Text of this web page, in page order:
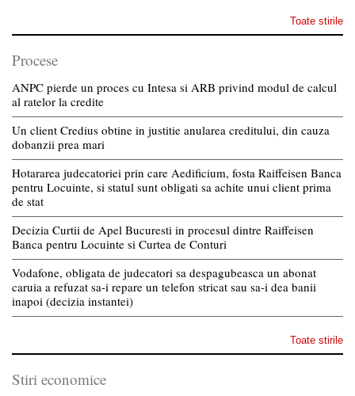
Toate stirile
Procese
ANPC pierde un proces cu Intesa si ARB privind modul de calcul
al ratelor la credite
Un client Credius obtine in justitie anularea creditului, din cauza
dobanzii prea mari
Hotararea judecatoriei prin care Aedificium, fosta Raiffeisen Banca
pentru Locuinte, si statul sunt obligati sa achite unui client prima
de stat
Decizia Curtii de Apel Bucuresti in procesul dintre Raiffeisen
Banca pentru Locuinte si Curtea de Conturi
Vodafone, obligata de judecatori sa despagubeasca un abonat
caruia a refuzat sa-i repare un telefon stricat sau sa-i dea banii
inapoi (decizia instantei)
Toate stirile
Stiri economice